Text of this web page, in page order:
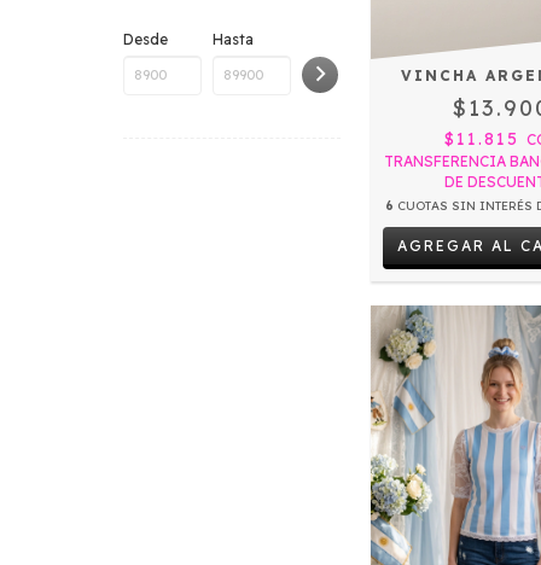
Desde Hasta
VINCHA
$11.815
TRANSFERENCIA
DE
6 CUOTAS SIN INTERÉS